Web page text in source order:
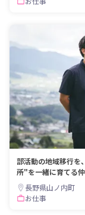
部活動の地域移行を
所"を一緒に育てる
長野県山ノ内町
お仕事